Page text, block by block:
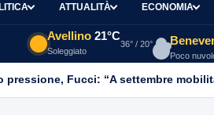
ATTUALITÀ ECONOMIA
Avellino 21°C
Soleggiato
36° / 20°
Poco
pressione, Fucci: “A settembre